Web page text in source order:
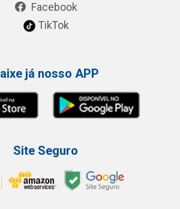
Facebook
TikTok
já nosso APP
Site Seguro